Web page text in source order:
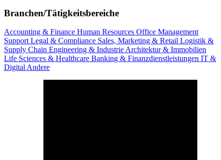
Branchen/Tätigkeitsbereiche
Accounting & Finance Human Resources Office Management
SupportLegal & Compliance Sales, Marketing & Retail Logistik &
Supply Chain Engineering & IndustrieArchitektur & Immobilien
Life Sciences & Healthcare Banking & Finanzdienstleistungen IT &
DigitalAndere